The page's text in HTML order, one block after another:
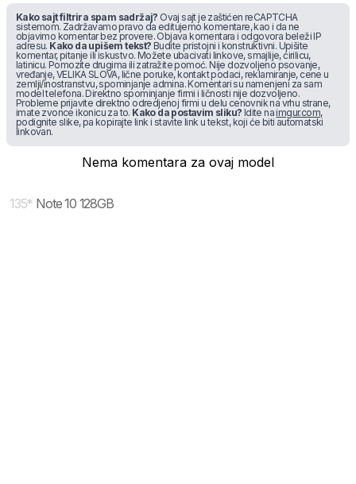
Kako sajt filtrira spam sadržaj? Ovaj sajt je zaštićen reCAPTCHA
sistemom. Zadržavamo pravo da editujemo komentare, kao i da ne
objavimo komentar bez provere. Objava komentara i odgovora beleži IP
adresu. Kako da upišem tekst? Budite pristojni i konstruktivni. Upišite
komentar, pitanje ili iskustvo. Možete ubacivati linkove, smajlije, ćirilicu,
latinicu. Pomozite drugima ili zatražite pomoć. Nije dozvoljeno psovanje,
vređanje, VELIKA SLOVA, lične poruke, kontakt podaci, reklamiranje, cene u
zemlji/inostranstvu, spominjanje admina. Komentari su namenjeni za sam
model telefona. Direktno spominjanje firmi i ličnosti nije dozvoljeno.
Probleme prijavite direktno odredjenoj firmi u delu cenovnik na vrhu strane,
imate zvonce ikonicu za to. Kako da postavim sliku? Idite na imgur.com,
podignite slike, pa kopirajte link i stavite link u tekst, koji će biti automatski
linkovan.
Nema komentara za ovaj model
135* Note 10 128GB